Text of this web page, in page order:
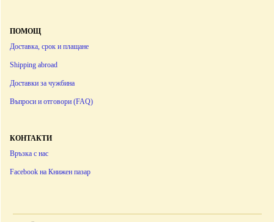
ПОМОЩ
Доставка, срок и плащане
Shipping abroad
Доставки за чужбина
Въпроси и отговори (FAQ)
КОНТАКТИ
Връзка с нас
Facebook на Книжен пазар